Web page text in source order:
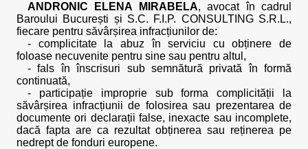
ANDRONIC ELENA MIRABELA, avocat în cadrul
Baroului București și S.C. F.I.P. CONSULTING S.R.L.,
fiecare pentru săvârșirea infracțiunilor de:
- complicitate la abuz în serviciu cu obținere de
foloase necuvenite pentru sine sau pentru altul,
- fals în înscrisuri sub semnătură privată în formă
continuată,
- participație improprie sub forma complicității la
săvârșirea infracțiunii de folosirea sau prezentarea de
documente ori declarații false, inexacte sau incomplete,
dacă fapta are ca rezultat obținerea sau reținerea pe
nedrept de fonduri europene.